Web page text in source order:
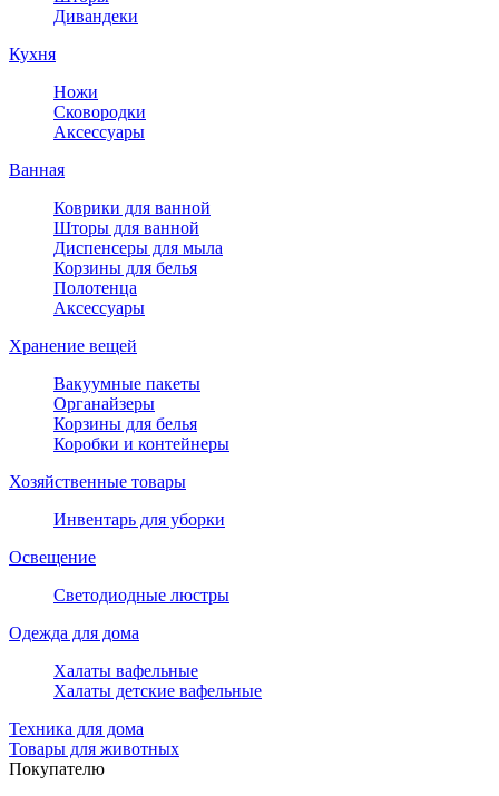
Дивандеки
Кухня
Ножи
Сковородки
Аксессуары
Ванная
Коврики для ванной
Шторы для ванной
Диспенсеры для мыла
Корзины для белья
Полотенца
Аксессуары
Хранение вещей
Вакуумные пакеты
Органайзеры
Корзины для белья
Коробки и контейнеры
Хозяйственные товары
Инвентарь для уборки
Освещение
Светодиодные люстры
Одежда для дома
Халаты вафельные
Халаты детские вафельные
Техника для дома
Товары для животных
Покупателю